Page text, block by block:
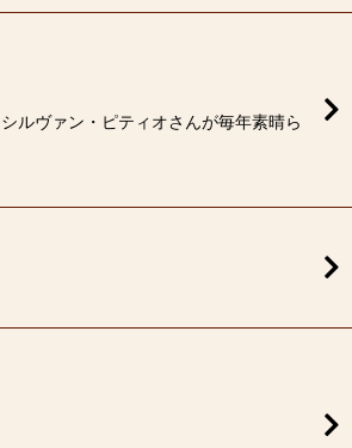
ルヴァン・ピティオさんが毎年素晴ら